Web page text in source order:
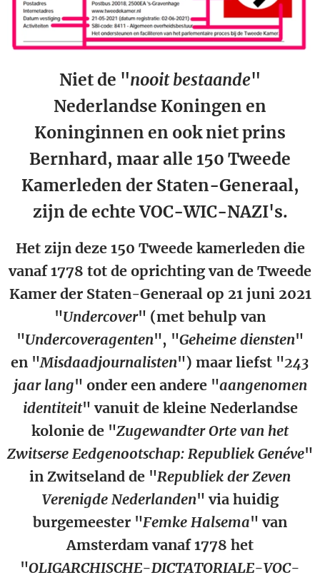
Niet de "nooit bestaande"
Nederlandse Koningen en
Koninginnen en ook niet prins
Bernhard, maar alle 150 Tweede
Kamerleden der Staten-Generaal,
zijn de echte VOC-WIC-NAZI's.
Het zijn deze 150 Tweede kamerleden die
vanaf 1778 tot de oprichting van de Tweede
Kamer der Staten-Generaal op 21 juni 2021
"Undercover" (met behulp van
"Undercoveragenten", "Geheime diensten"
en "Misdaadjournalisten") maar liefst "243
jaar lang" onder een andere "aangenomen
identiteit" vanuit de kleine Nederlandse
kolonie de "Zugewandter Orte van het
Zwitserse Eedgenootschap: Republiek Genéve"
in Zwitseland de "Republiek der Zeven
Verenigde Nederlanden" via huidig
burgemeester "Femke Halsema" van
Amsterdam vanaf 1778 het
"OLIGARCHISCHE-DICTATORIALE-VOC-